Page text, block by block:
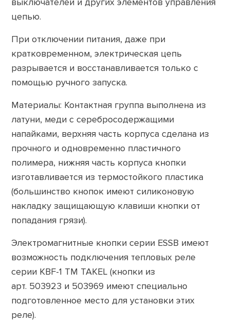
цепью.
При отключении питания, даже при
кратковременном, электрическая цепь
разрывается и восстанавливается только с
помощью ручного запуска.
Материалы: Контактная группа выполнена из
латуни, меди с серебросодержащими
напайками, верхняя часть корпуса сделана из
прочного и одновременно пластичного
полимера, нижняя часть корпуса кнопки
изготавливается из термостойкого пластика
(большинство кнопок имеют силиконовую
накладку защищающую клавиши кнопки от
попадания грязи).
Электромагнитные кнопки серии ESSB имеют
возможность подключения тепловых реле
серии KBF-1 ТМ TAKEL (кнопки из
арт. 503923 и 503969 имеют специально
подготовленное место для установки этих
реле).